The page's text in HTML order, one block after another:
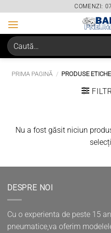
content
COMENZI:
Caută
după:
PRIMA PAGINĂ / PRODUSE
Nu a fost găsit niciun
DESPRE NOI
Cu o experienta de peste 15
pneumatice,va oferim